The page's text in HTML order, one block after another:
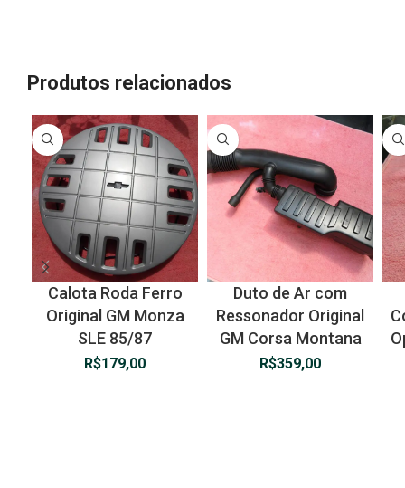
Produtos relacionados
Calota Roda Ferro
Original GM Monza
SLE 85/87
R$179,00
Duto de Ar com
Ressonador Original
GM Corsa Montana
R$359,00